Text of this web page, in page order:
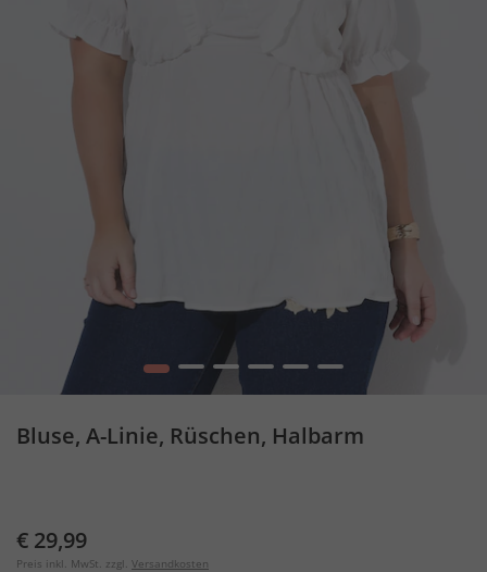
1 2 3 4 5 6
Bluse, A-Linie, Rüschen, Halbarm
€ 29,99
Preis inkl. MwSt. zzgl. Versandkosten